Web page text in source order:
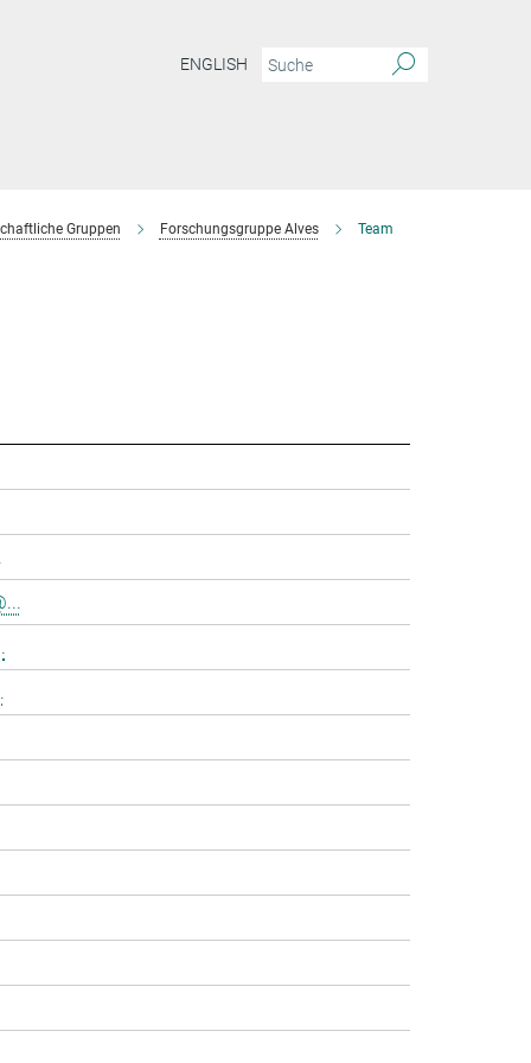
ENGLISH
Gruppen Forschungsgruppe Alves Team